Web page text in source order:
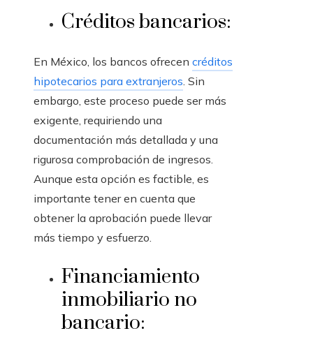
Créditos bancarios:
En México, los bancos ofrecen créditos
hipotecarios para extranjeros . Sin
embargo, este proceso puede ser más
exigente, requiriendo una
documentación más detallada y una
rigurosa comprobación de ingresos.
Aunque esta opción es factible, es
importante tener en cuenta que
obtener la aprobación puede llevar
más tiempo y esfuerzo.
Financiamiento
inmobiliario no
bancario: